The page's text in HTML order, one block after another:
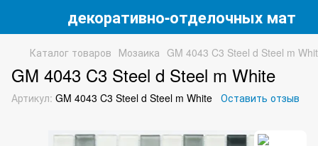
декоративно-отделочных
Каталог товаров Мозаика GM 4043 C3 Steel d Steel m
GM 4043 C3 Steel d Steel m White
Артикул: GM 4043 C3 Steel d Steel m White Оставить отзыв